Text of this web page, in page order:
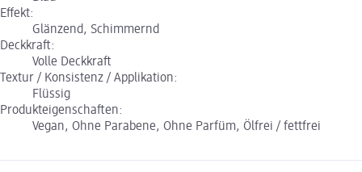
Effekt:
Glänzend, Schimmernd
Deckkraft:
Volle Deckkraft
Textur / Konsistenz / Applikation:
Flüssig
Produkteigenschaften:
Vegan, Ohne Parabene, Ohne Parfüm, Ölfrei / fettfrei